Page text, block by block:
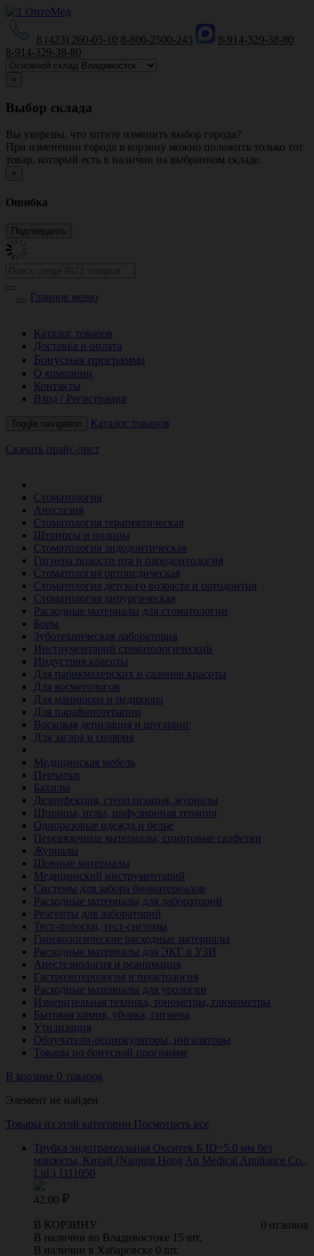
8 (423) 260-05-10 8-800-2500-243
8-914-329-38-80
8-914-329-38-80
×
Выбор склада
Вы уверены, что хотите изменить выбор города?
При изменении города в корзину можно положить только тот
товар, который есть в наличии на выбранном складе.
×
Ошибка
Главное меню
Каталог товаров
Доставка и оплата
Бонусная программа
О компании
Контакты
Вход / Регистрация
Toggle navigation Каталог товаров
Скачать прайс-лист
Стоматология
Анестезия
Стоматология терапевтическая
Штрипсы и полиры
Стоматология эндодонтическая
Гигиена полости рта и пародонтология
Стоматология ортопедическая
Стоматология детского возраста и ортодонтия
Стоматология хирургическая
Расходные материалы для стоматологии
Боры
Зуботехническая лаборатория
Инструментарий стоматологический
Индустрия красоты
Для парикмахерских и салонов красоты
Для косметологов
Для маникюра и педикюра
Для парафинотерапии
Восковая депиляция и шугаринг
Для загара и солярия
Медицинская мебель
Перчатки
Бахилы
Дезинфекция, стерилизация, журналы
Шприцы, иглы, инфузионная терапия
Одноразовые одежда и белье
Перевязочные материалы, спиртовые салфетки
Журналы
Шовные материалы
Медицинский инструментарий
Системы для забора биоматериалов
Расходные материалы для лабораторий
Реагенты для лабораторий
Тест-полоски, тест-системы
Гинекологические расходные материалы
Расходные материалы для ЭКГ и УЗИ
Анестезиология и реанимация
Гастроэнтерология и проктология
Расходные материалы для урологии
Измерительная техника, тонометры, глюкометры
Бытовая химия, уборка, гигиена
Утилизация
Облучатели-рециркуляторы, ингаляторы
Товары по бонусной программе
В корзине 0 товаров
Элемент не найден
Товары из этой категории Посмотреть все
Трубка эндотрахеальная Окситек Б ID=5.0 мм без
манжеты, Китай (Nanjing Hong An Medical Appliance Co.,
Ltd.) 1111050
42.00
0 отзывов
В КОРЗИНУ
В наличии во Владивостоке 15 шт.
В наличии в Хабаровске 0 шт.